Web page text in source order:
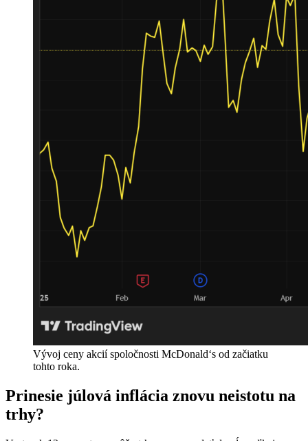
Vývoj ceny akcií spoločnosti McDonald‘s od začiatku
tohto roka.
Prinesie júlová inflácia znovu neistotu na
trhy?